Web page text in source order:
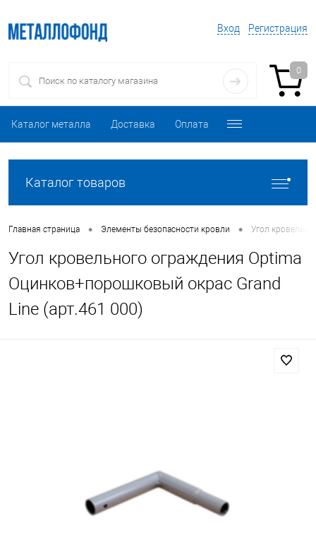
Вход Регистрация
0
Каталог металла Доставка Оплата
Каталог товаров
Главная страница • Элементы безопасности кровли • Угол
Угол кровельного ограждения Optima
Оцинков+порошковый окрас Grand
Line (арт.461 000)